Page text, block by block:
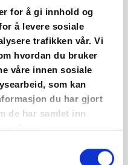
for å gi innhold og
å levere sosiale
trafikken vår. Vi
hvordan du bruker
våre innen sosiale
som kan
du har gjort
de har samlet inn
deres.
av kurs, men ta gjerne
delen av dette
annet
45 graders blad